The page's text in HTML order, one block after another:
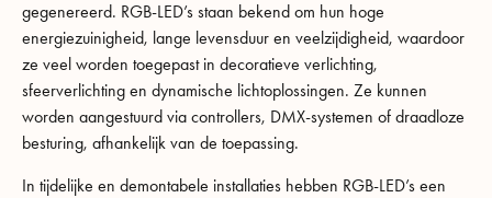
gegenereerd. RGB-LED’s staan bekend om hun hoge
energiezuinigheid, lange levensduur en veelzijdigheid, waardoor
ze veel worden toegepast in decoratieve verlichting,
sfeerverlichting en dynamische lichtoplossingen. Ze kunnen
worden aangestuurd via controllers, DMX-systemen of draadloze
besturing, afhankelijk van de toepassing.
In tijdelijke en demontabele installaties hebben RGB-LED’s een